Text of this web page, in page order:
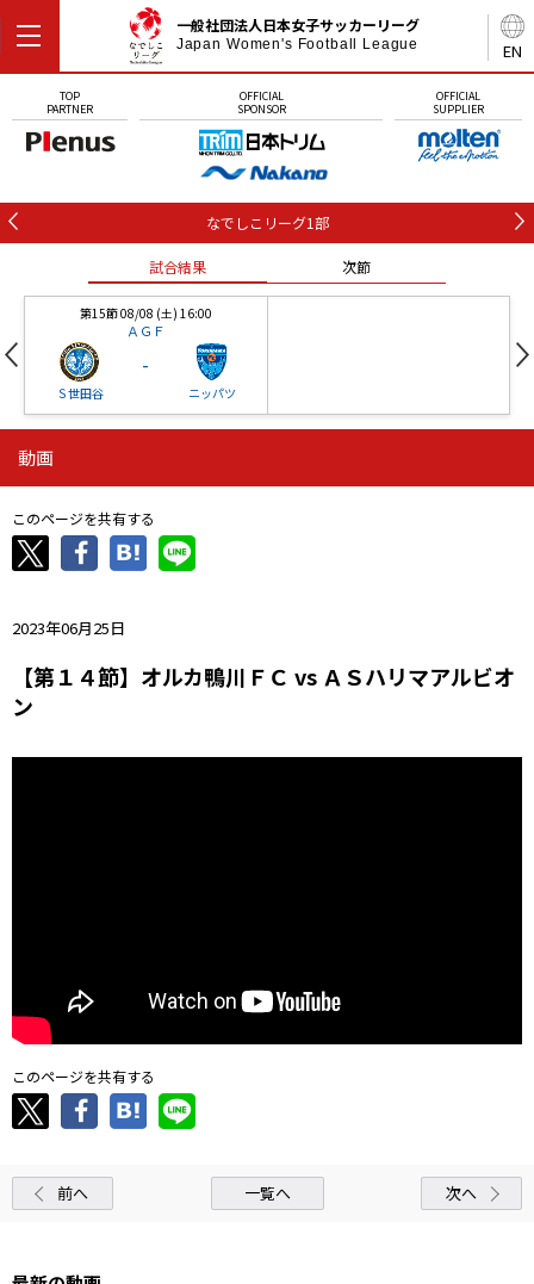
EN
一般社団法人日本女子サッカーリーグ
Japan Women's Football League
TOP
PARTNER
OFFICIAL
SPONSOR
OFFICIAL
SUPPLIER
なでしこリーグ1部
試合結果 次節
第15節 08/08 (土) 16:00
ＡＧＦ
Ｓ世田谷
-
ニッパツ
ニッパツ
ニッパツ
-
石人の星
動画
このページを共有する
2023年06月25日
【第１４節】オルカ鴨川ＦＣ vs ＡＳハリマアルビオ
ン
このページを共有する
前へ 一覧へ 次へ